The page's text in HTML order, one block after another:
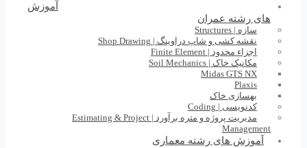
آموزش
های رشته عمران
سازه | Structures
نقشه کشی و شاپ دراوینگ | Shop Drawing
اجزاء محدود | Finite Element
مکانیک خاک | Soil Mechanics
Midas GTS NX
Plaxis
بهسازی خاک
کدنویسی | Coding
مدیریت پروژه و متره برآورد | Estimating & Project
Management
آموزش های رشته معماری